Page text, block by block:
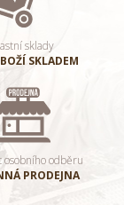
sklady
SKLADEM
osobního odběru
PRODEJNA